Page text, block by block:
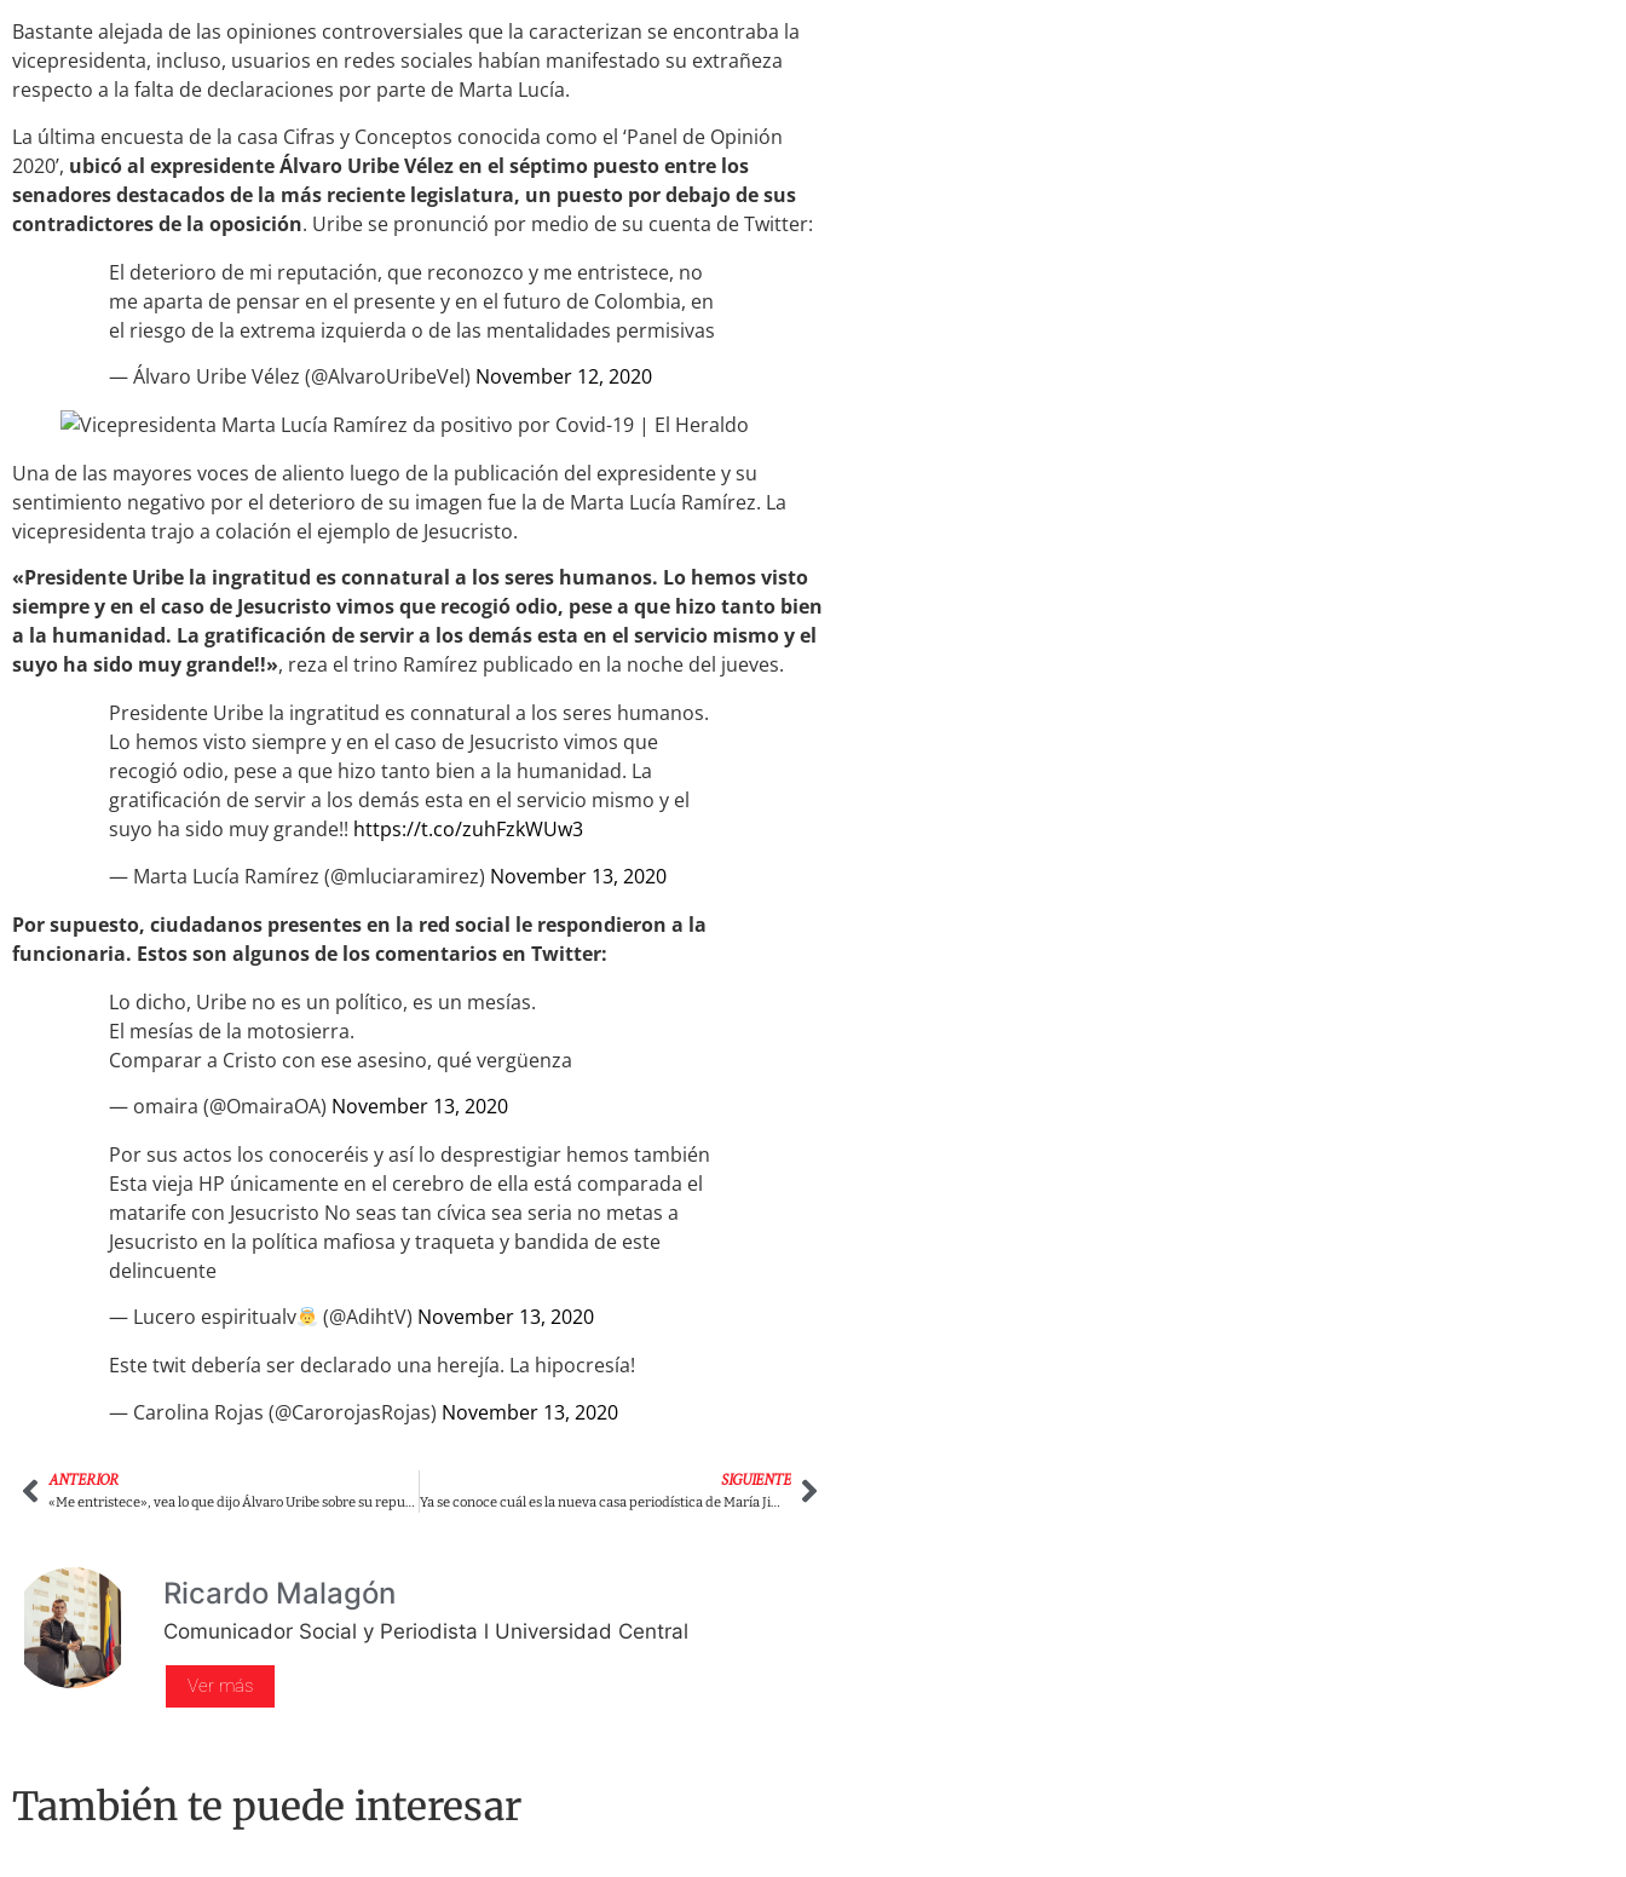
Bastante alejada de las opiniones controversiales que la caracterizan se encontraba la
vicepresidenta, incluso, usuarios en redes sociales habían manifestado su extrañeza
respecto a la falta de declaraciones por parte de Marta Lucía.
La última encuesta de la casa Cifras y Conceptos conocida como el ‘Panel de Opinión
2020’, ubicó al expresidente Álvaro Uribe Vélez en el séptimo puesto entre los
senadores destacados de la más reciente legislatura, un puesto por debajo de sus
contradictores de la oposición. Uribe se pronunció por medio de su cuenta de Twitter:
El deterioro de mi reputación, que reconozco y me entristece, no
me aparta de pensar en el presente y en el futuro de Colombia, en
el riesgo de la extrema izquierda o de las mentalidades permisivas
— Álvaro Uribe Vélez (@AlvaroUribeVel) November 12, 2020
Una de las mayores voces de aliento luego de la publicación del expresidente y su
sentimiento negativo por el deterioro de su imagen fue la de Marta Lucía Ramírez. La
vicepresidenta trajo a colación el ejemplo de Jesucristo.
«Presidente Uribe la ingratitud es connatural a los seres humanos. Lo hemos visto
siempre y en el caso de Jesucristo vimos que recogió odio, pese a que hizo tanto bien
a la humanidad. La gratificación de servir a los demás esta en el servicio mismo y el
suyo ha sido muy grande!!», reza el trino Ramírez publicado en la noche del jueves.
Presidente Uribe la ingratitud es connatural a los seres humanos.
Lo hemos visto siempre y en el caso de Jesucristo vimos que
recogió odio, pese a que hizo tanto bien a la humanidad. La
gratificación de servir a los demás esta en el servicio mismo y el
suyo ha sido muy grande!! https://t.co/zuhFzkWUw3
— Marta Lucía Ramírez (@mluciaramirez) November 13, 2020
Por supuesto, ciudadanos presentes en la red social le respondieron a la
funcionaria. Estos son algunos de los comentarios en Twitter:
Lo dicho, Uribe no es un político, es un mesías.
El mesías de la motosierra.
Comparar a Cristo con ese asesino, qué vergüenza
— omaira (@OmairaOA) November 13, 2020
Por sus actos los conoceréis y así lo desprestigiar hemos también
Esta vieja HP únicamente en el cerebro de ella está comparada el
matarife con Jesucristo No seas tan cívica sea seria no metas a
Jesucristo en la política mafiosa y traqueta y bandida de este
delincuente
— Lucero espiritualv
(@AdihtV) November 13, 2020
Este twit debería ser declarado una herejía. La hipocresía!
— Carolina Rojas (@CarorojasRojas) November 13, 2020
ANTERIOR
«Me entristece», vea lo que dijo Álvaro Uribe sobre su reputación
SIGUIENTE
Ya se conoce cuál es la nueva casa periodística de María Jimena Duzán
Ricardo Malagón
Comunicador Social y Periodista l Universidad Central
Ver más
También te puede interesar